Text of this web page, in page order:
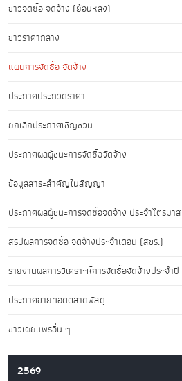
ข่าวจัดซื้อ จัดจ้าง (ย้อนหลัง)
ข่าวราคากลาง
แผนการจัดซื้อ จัดจ้าง
ประกาศประกวดราคา
ยกเลิกประกาศเชิญชวน
ประกาศผลผู้ชนะการจัดซื้อจัดจ้าง
ข้อมูลสาระสำคัญในสัญญา
ประกาศผลผู้ชนะการจัดซื้อจัดจ้าง ประจำไตรมาส
สรุปผลการจัดซื้อ จัดจ้างประจำเดือน (สขร.)
รายงานผลการวิเคราะห์การจัดซื้อจัดจ้างประจำปี
ประกาศขายทอดตลาดพัสดุ
ข่าวเผยแพร่อื่น ๆ
2569